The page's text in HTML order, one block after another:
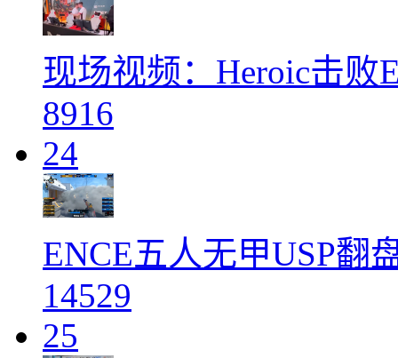
现场视频：Heroic击败
8916
24
ENCE五人无甲USP翻
14529
25